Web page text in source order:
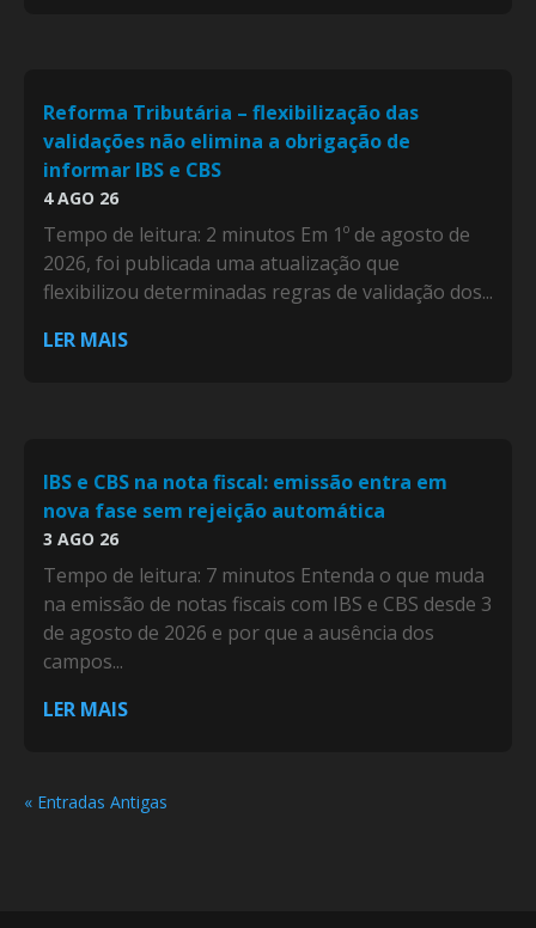
Reforma Tributária – flexibilização das
validações não elimina a obrigação de
informar IBS e CBS
4 AGO 26
Tempo de leitura: 2 minutos Em 1º de agosto de
2026, foi publicada uma atualização que
flexibilizou determinadas regras de validação dos...
LER MAIS
IBS e CBS na nota fiscal: emissão entra em
nova fase sem rejeição automática
3 AGO 26
Tempo de leitura: 7 minutos Entenda o que muda
na emissão de notas fiscais com IBS e CBS desde 3
de agosto de 2026 e por que a ausência dos
campos...
LER MAIS
« Entradas Antigas